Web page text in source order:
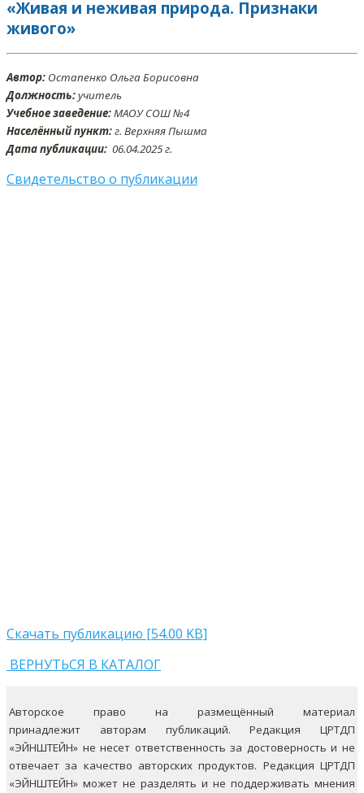
«Живая и неживая природа. Признаки
живого»
Автор: Остапенко Ольга Борисовна
Должность:учитель
Учебное заведение:МАОУ СОШ №4
Населённый пункт:г. Верхняя Пышма
Дата публикации: 06.04.2025 г.
Свидетельство о публикации
Скачать публикацию [54.00 KB]
ВЕРНУТЬСЯ В КАТАЛОГ
Авторское право на размещённый материал
принадлежит авторам публикаций. Редакция ЦРТДП
«ЭЙНШТЕЙН» не несет ответственность за достоверность и не
отвечает за качество авторских продуктов. Редакция ЦРТДП
«ЭЙНШТЕЙН» может не разделять и не поддерживать мнения